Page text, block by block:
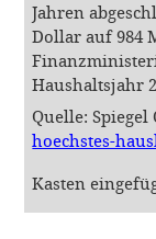
Jahren
Dollar auf 984
Haushaltsjahr
Quelle: Spiegel
hoechstes-
Kasten